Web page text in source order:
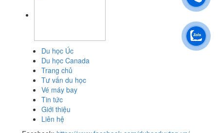
Du học Úc
Du học Canada
Trang chủ
Tư vấn du học
Vé máy bay
Tin tức
Giới thiệu
Liên hệ